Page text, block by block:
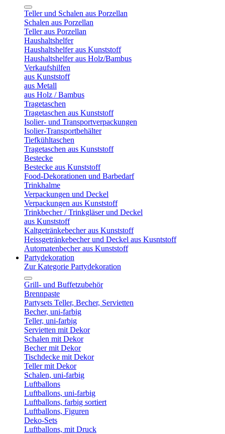
Teller und Schalen aus Porzellan
Schalen aus Porzellan
Teller aus Porzellan
Haushaltshelfer
Haushaltshelfer aus Kunststoff
Haushaltshelfer aus Holz/Bambus
Verkaufshilfen
aus Kunststoff
aus Metall
aus Holz / Bambus
Tragetaschen
Tragetaschen aus Kunststoff
Isolier- und Transportverpackungen
Isolier-Transportbehälter
Tiefkühltaschen
Tragetaschen aus Kunststoff
Bestecke
Bestecke aus Kunststoff
Food-Dekorationen und Barbedarf
Trinkhalme
Verpackungen und Deckel
Verpackungen aus Kunststoff
Trinkbecher / Trinkgläser und Deckel
aus Kunststoff
Kaltgetränkebecher aus Kunststoff
Heissgetränkebecher und Deckel aus Kusntstoff
Automatenbecher aus Kunststoff
Partydekoration
Zur Kategorie Partydekoration
Grill- und Buffetzubehör
Brennpaste
Partysets Teller, Becher, Servietten
Becher, uni-farbig
Teller, uni-farbig
Servietten mit Dekor
Schalen mit Dekor
Becher mit Dekor
Tischdecke mit Dekor
Teller mit Dekor
Schalen, uni-farbig
Luftballons
Luftballons, uni-farbig
Luftballons, farbig sortiert
Luftballons, Figuren
Deko-Sets
Luftballons, mit Druck